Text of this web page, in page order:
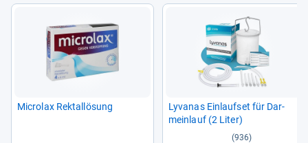
Micro­lax Rek­tal­lö­sung
Lyva­nas Ein­lauf­set für Dar­
mein­lauf (2 Liter)
(936)